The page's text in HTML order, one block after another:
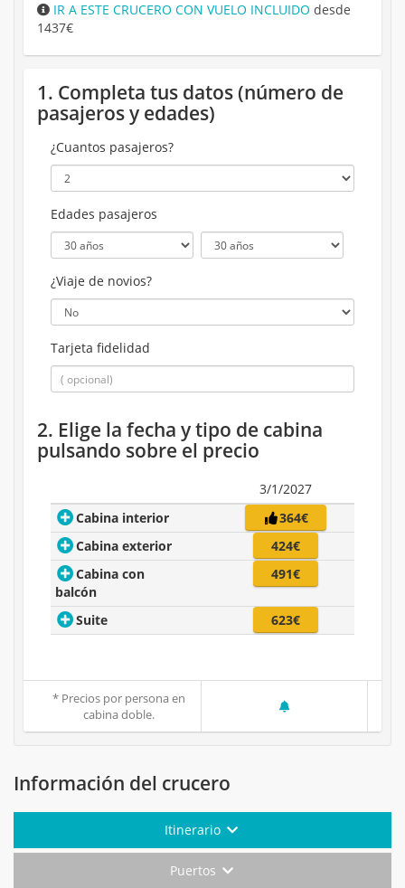
IR A ESTE CRUCERO CON VUELO INCLUIDO desde
1437€
1. Completa tus datos (número de
pasajeros y edades)
¿Cuantos pasajeros?
Edades pasajeros
¿Viaje de novios?
Tarjeta fidelidad
2. Elige la fecha y tipo de cabina
pulsando sobre el precio
3/1/2027
Cabina interior
364€
Cabina exterior
424€
Cabina con
balcón
491€
Suite 623€
* Precios por persona en
cabina doble.
Información del crucero
Itinerario
Puertos